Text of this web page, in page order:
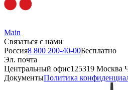
Main
Связаться с нами
Россия8 800 200-40-00Бесплатно
Эл. почта
Центральный офис125319 Москва
ДокументыПолитика